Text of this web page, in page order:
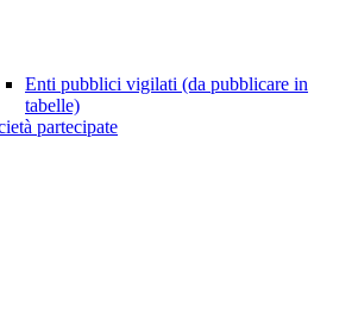
Enti pubblici vigilati (da pubblicare in
tabelle)
partecipate